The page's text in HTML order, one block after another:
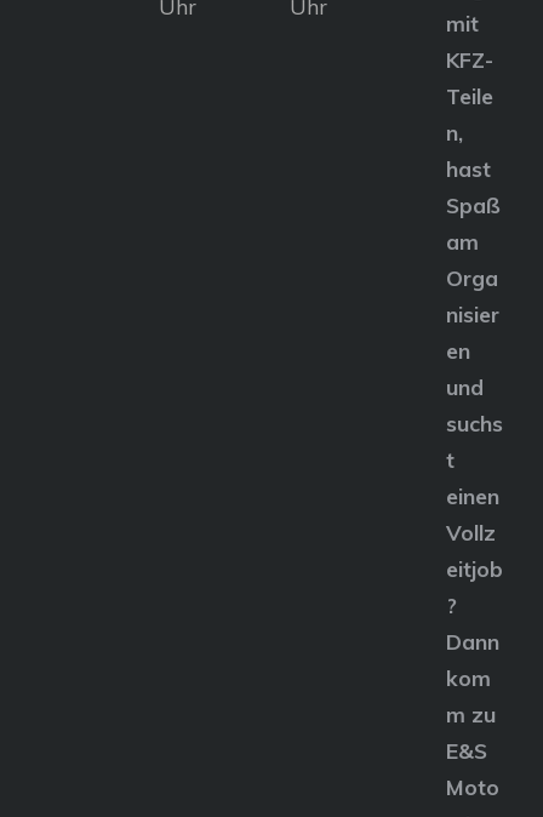
Uhr
Uhr
mit
KFZ-
Teile
n,
hast
Spaß
am
Orga
nisier
en
und
suchs
t
einen
Vollz
eitjob
?
Dann
kom
m zu
E&S
Moto